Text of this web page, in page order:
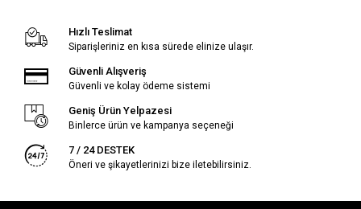
Hızlı Teslimat
Siparişleriniz en kısa sürede elinize ulaşır.
Güvenli Alışveriş
Güvenli ve kolay ödeme sistemi
Geniş Ürün Yelpazesi
Binlerce ürün ve kampanya seçeneği
7 / 24 DESTEK
Öneri ve şikayetlerinizi bize iletebilirsiniz.